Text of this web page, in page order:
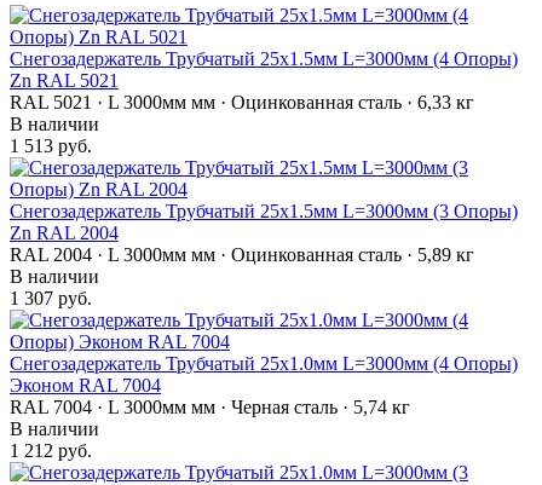
Снегозадержатель Трубчатый 25х1.5мм L=3000мм (4 Опоры)
Zn RAL 5021
RAL 5021 · L 3000мм мм · Оцинкованная сталь · 6,33 кг
В наличии
1 513 руб.
Снегозадержатель Трубчатый 25х1.5мм L=3000мм (3 Опоры)
Zn RAL 2004
RAL 2004 · L 3000мм мм · Оцинкованная сталь · 5,89 кг
В наличии
1 307 руб.
Снегозадержатель Трубчатый 25х1.0мм L=3000мм (4 Опоры)
Эконом RAL 7004
RAL 7004 · L 3000мм мм · Черная сталь · 5,74 кг
В наличии
1 212 руб.